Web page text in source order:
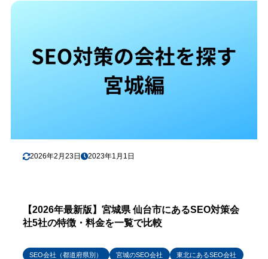
2026年2月23日 2023年1月1日
【2026年最新版】宮城県 仙台市にあるSEO対策会
社5社の特徴・料金を一覧で比較
SEO会社（都道府県別） 宮城のSEO会社
東北にあるSEO会社